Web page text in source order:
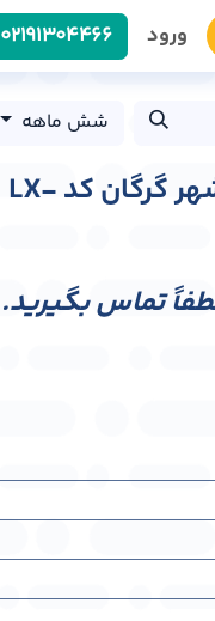
ورود 0219​1304466
شش ماهه
لایت باکس بلوار ناهارخوران عدالت شهر گرگان کد LX-
تماس بگیرید.